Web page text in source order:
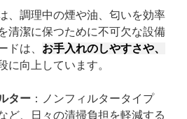
、調理中の煙や油、匂いを効率
清潔に保つために不可欠な設備
ドは、 お手入れのしやすさや、
に向上しています。
ター：ノンフィルタータイプ
ど、日々の清掃負担を軽減する